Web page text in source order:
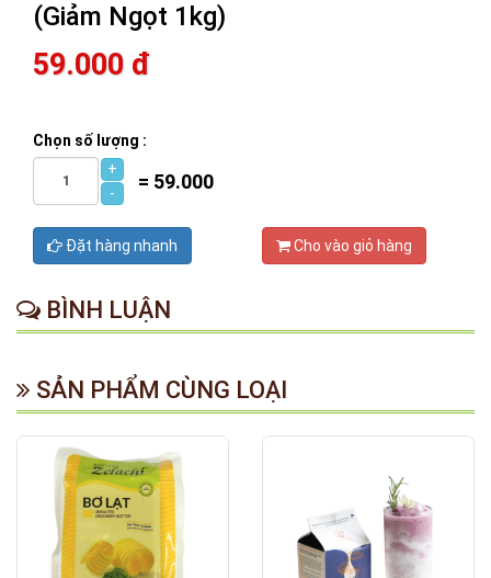
(Giảm Ngọt 1kg)
59.000 đ
Chọn số lượng :
+
-
= 59.000
Đặt hàng nhanh Cho vào giỏ hàng
BÌNH LUẬN
SẢN PHẨM CÙNG LOẠI